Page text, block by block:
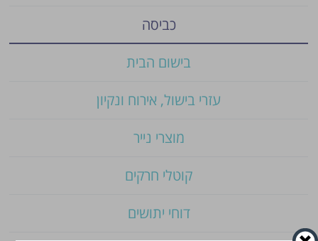
כביסה
בישום הבית
עזרי בישול, אירוח ונקיון
מוצרי נייר
קוטלי חרקים
דוחי יתושים